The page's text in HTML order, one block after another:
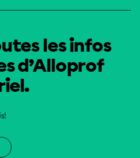
les infos
d’Alloprof